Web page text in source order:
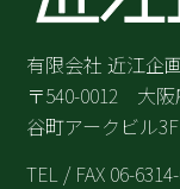
有限会社 近江企
〒540-0012 大
谷町アークビル3F
TEL / FAX 06-